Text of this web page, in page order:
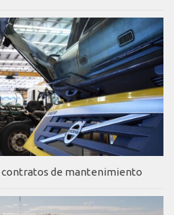
contratos de mantenimiento